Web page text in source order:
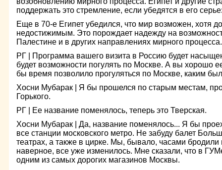
поддержать это стремление, если убедятся в его
Еще в 70-е Египет убедился, что мир возможен, хотя до
недостижимым. Это порождает надежду на
Палестине и в других направлениях мирного процесса.
РГ | Программа вашего визита в Россию будет
будет возможности погулять по Москве. А вы хорошо
бы время позволило прогуляться по Москве, каким
Хосни Мубарак | Я бы прошелся по старым местам,
Горького.
РГ | Ее название поменялось, теперь это Тверская.
Хосни Мубарак | Да, название поменялось... Я бы
все станции московского метро. Не забуду балет
театрах, а также в цирке. Мы, бывало, часами
наверное, все уже изменилось. Мне сказали, что в
одним из самых дорогих магазинов Москвы.